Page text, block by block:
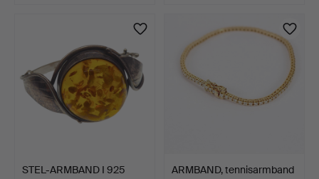
STEL-ARMBAND I 925
ARMBAND, tennisarmband